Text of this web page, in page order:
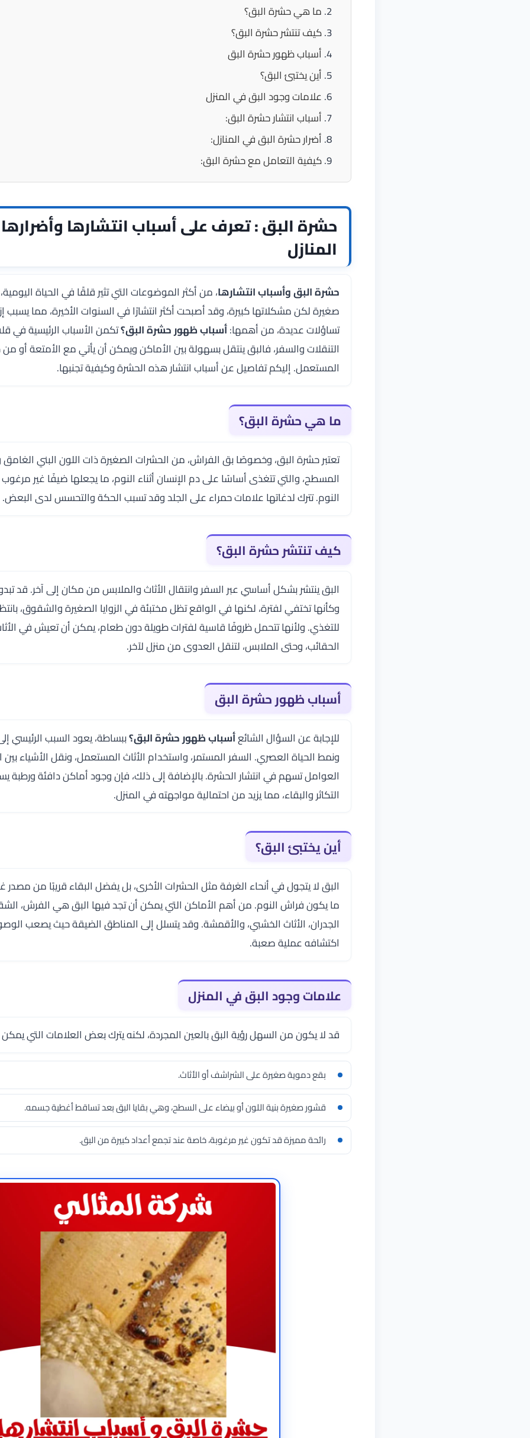
ما هي حشرة البق؟
كيف تنتشر حشرة البق؟
أسباب ظهور حشرة البق
أين يختبئ البق؟
علامات وجود البق في المنزل
أسباب انتشار حشرة البق:
أضرار حشرة البق في المنازل:
كيفية التعامل مع حشرة البق:
حشرة البق : تعرف على أسباب انتشارها
المنازل
حشرة البق وأسباب انتشارها، من أكثر الموضوعات التي تثير قلقًا في الحياة
صغيرة لكن مشكلاتها كبيرة، وقد أصبحت أكثر انتشارًا في السنوات الأخيرة، مما يسبب
تساؤلات عديدة، من أهمها:أسباب ظهور حشرة البق؟تكمن الأسباب الرئيسية في
التنقلات والسفر، فالبق ينتقل بسهولة بين الأماكن ويمكن أن يأتي مع الأمتعة أو من
المستعمل. إليكم تفاصيل عن أسباب انتشار هذه الحشرة وكيفية تجنبها.
ما هي حشرة البق؟
تعتبر حشرة البق، وخصوصًا بق الفراش، من الحشرات الصغيرة ذات اللون البني
المسطح، والتي تتغذى أساسًا على دم الإنسان أثناء النوم، ما يجعلها ضيفًا غير
النوم. تترك لدغاتها علامات حمراء على الجلد وقد تسبب الحكة والتحسس لدى البعض.
كيف تنتشر حشرة البق؟
البق ينتشر بشكل أساسي عبر السفر وانتقال الأثاث والملابس من مكان إلى آخر. قد
وكأنها تختفي لفترة، لكنها في الواقع تظل مختبئة في الزوايا الصغيرة والشقوق،
للتغذي. ولأنها تتحمل ظروفًا قاسية لفترات طويلة دون طعام، يمكن أن تعيش في
الحقائب، وحتى الملابس، لتنقل العدوى من منزل لآخر.
أسباب ظهور حشرة البق
للإجابة عن السؤال الشائعأسباب ظهور حشرة البق؟ببساطة، يعود السبب الرئيسي
ونمط الحياة العصري. السفر المستمر، واستخدام الأثاث المستعمل، ونقل الأشياء
العوامل تسهم في انتشار الحشرة. بالإضافة إلى ذلك، فإن وجود أماكن دافئة ورطبة
التكاثر والبقاء، مما يزيد من احتمالية مواجهته في المنزل.
أين يختبئ البق؟
البق لا يتجول في أنحاء الغرفة مثل الحشرات الأخرى، بل يفضل البقاء قريبًا من مصدر
ما يكون فراش النوم. من أهم الأماكن التي يمكن أن تجد فيها البق هي الفرش،
الجدران، الأثاث الخشبي، والأقمشة. وقد يتسلل إلى المناطق الضيقة حيث يصعب
اكتشافه عملية صعبة.
علامات وجود البق في المنزل
قد لا يكون من السهل رؤية البق بالعين المجردة، لكنه يترك بعض العلامات التي
بقع دموية صغيرة على الشراشف أو الأثاث.
قشور صغيرة بنية اللون أو بيضاء على السطح، وهي بقايا البق بعد تساقط أغطية جسمه.
رائحة مميزة قد تكون غير مرغوبة، خاصة عند تجمع أعداد كبيرة من البق.